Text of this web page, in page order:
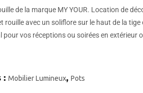
de la marque MY YOUR. Location de
rouille avec un soliflore sur le haut de la tige
pour vos réceptions ou soirées en extérieur
: Mobilier Lumineux, Pots